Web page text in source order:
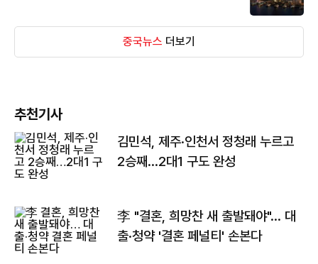
중국뉴스 더보기
추천기사
김민석, 제주·인천서 정청래 누르고
2승째…2대1 구도 완성
李 "결혼, 희망찬 새 출발돼야"… 대
출·청약 '결혼 페널티' 손본다